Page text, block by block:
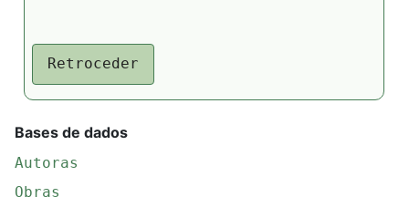
Retroceder
Bases de dados
Autoras
Obras